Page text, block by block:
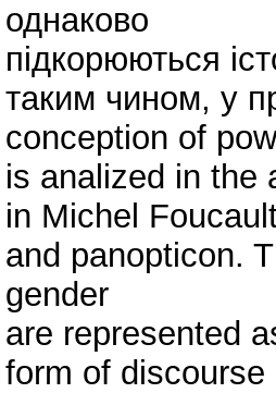
однаково
підкорюються
таким чином, у
conception of
is analized in the
in Michel
and panopticon.
gender
are represented
form of